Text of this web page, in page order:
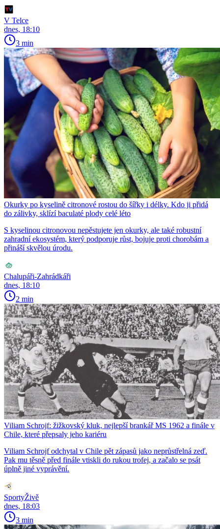
V Telce
dnes, 18:10
3 min
Okurky po kyselině citronové rostou do šířky i délky. Kdo ji přidá
do zálivky, sklízí baculaté plody celé léto
S kyselinou citronovou nepěstujete jen okurky, ale také robustní
zahradní ekosystém, který podporuje růst, bojuje proti chorobám a
přináší skvělou úrodu.
Chalupáři-Zahrádkáři
dnes, 18:10
2 min
Viliam Schrojf: žižkovský kluk, nejlepší brankář MS 1962 a finále v
Chile, které přepsaly jeho kariéru
Viliam Schrojf odchytal v Chile pět zápasů jako neprůstřelná zeď.
Pak mu těsně před finále vtiskli do rukou trofej, a začalo se psát
úplně jiné vyprávění.
SportyŽivě
dnes, 18:03
3 min